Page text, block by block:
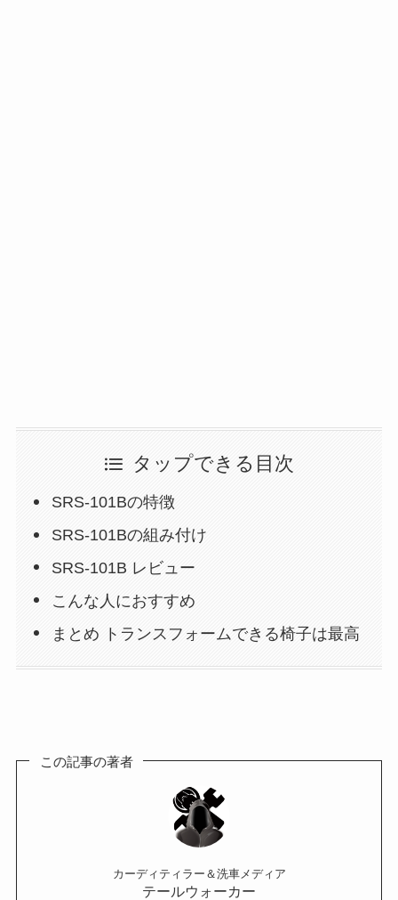
タップできる目次
SRS-101Bの特徴
SRS-101Bの組み付け
SRS-101B レビュー
こんな人におすすめ
まとめ トランスフォームできる椅子は最高
この記事の著者
カーディティラー＆洗車メディア
テールウォーカー